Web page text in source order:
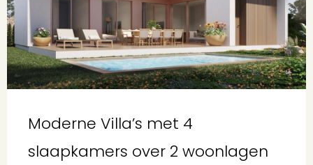
Moderne Villa’s met 4
slaapkamers over 2 woonlagen